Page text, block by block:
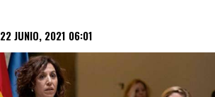
22 JUNIO, 2021 06:01